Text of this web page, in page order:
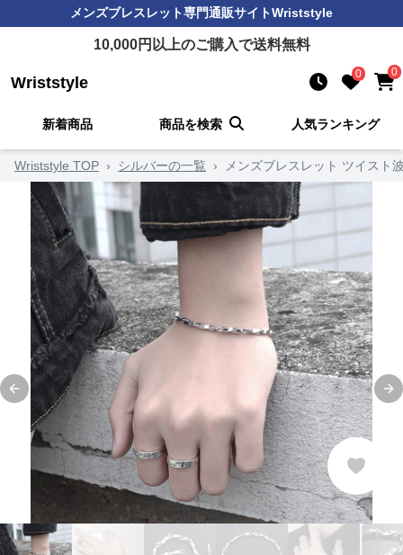
メンズブレスレット専門通販サイトWriststyle
10,000円以上のご購入で送料無料
Wriststyle 0 0
新着商品 商品を検索 人気ランキング
Wriststyle TOP › シルバーの一覧 › メンズブレスレット ツイスト
Previous slide